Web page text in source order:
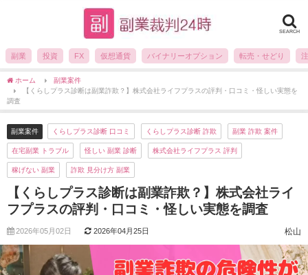
SEARCH
副業 投資 FX 仮想通貨 バイナリーオプション 転売・せどり
ホーム
副業案件
【くらしプラス診断は副業詐欺？】株式会社ライフプラスの評判・口コミ・怪しい実態を
調査
副業案件 くらしプラス診断 口コミ くらしプラス診断 詐欺 副業 詐欺 案件
在宅副業 トラブル 怪しい 副業 診断 株式会社ライフプラス 評判
稼げない 副業 詐欺 見分け方 副業
【くらしプラス診断は副業詐欺？】株式会社ライ
フプラスの評判・口コミ・怪しい実態を調査
2026年05月02日 2026年04月25日 松山